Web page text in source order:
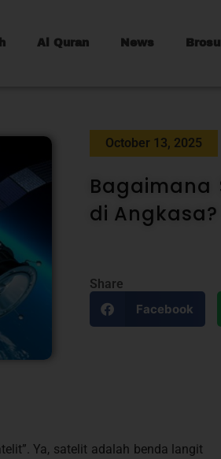
Al Quran News
October 13, 2025
Bagaimana
di Angkasa?
Share
Facebook
Ya, satelit adalah benda langit